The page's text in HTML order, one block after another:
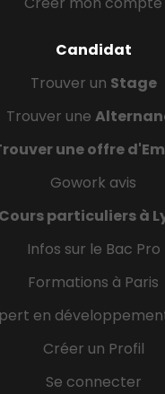
Candidat
Trouver un Stage
Trouver une
une offre
Gowork avis
Cours particuliers à
Infos sur le Bac Pro
Formations à Paris
en
Créer un Profil
Se connecter